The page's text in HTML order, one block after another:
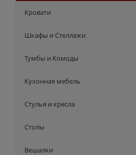
Кровати
Шкафы и Стеллажи
Тумбы и Комоды
Кухонная мебель
Стулья и кресла
Столы
Вешалки